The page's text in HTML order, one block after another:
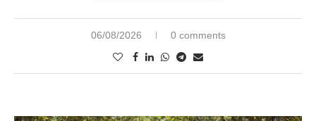
06/08/2026 0 comments